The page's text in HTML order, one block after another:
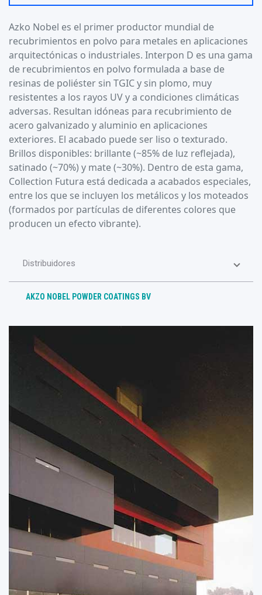
Azko Nobel es el primer productor mundial de
recubrimientos en polvo para metales en aplicaciones
arquitectónicas o industriales. Interpon D es una gama
de recubrimientos en polvo formulada a base de
resinas de poliéster sin TGIC y sin plomo, muy
resistentes a los rayos UV y a condiciones climáticas
adversas. Resultan idóneas para recubrimiento de
acero galvanizado y aluminio en aplicaciones
exteriores. El acabado puede ser liso o texturado.
Brillos disponibles: brillante (~85% de luz reflejada),
satinado (~70%) y mate (~30%). Dentro de esta gama,
Collection Futura está dedicada a acabados especiales,
entre los que se incluyen los metálicos y los moteados
(formados por partículas de diferentes colores que
producen un efecto vibrante).
Distribuidores
AKZO NOBEL POWDER COATINGS BV